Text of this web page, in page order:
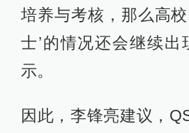
培养与考核，那么高
士’的情况还会继续出
示。
因此，李锋亮建议，